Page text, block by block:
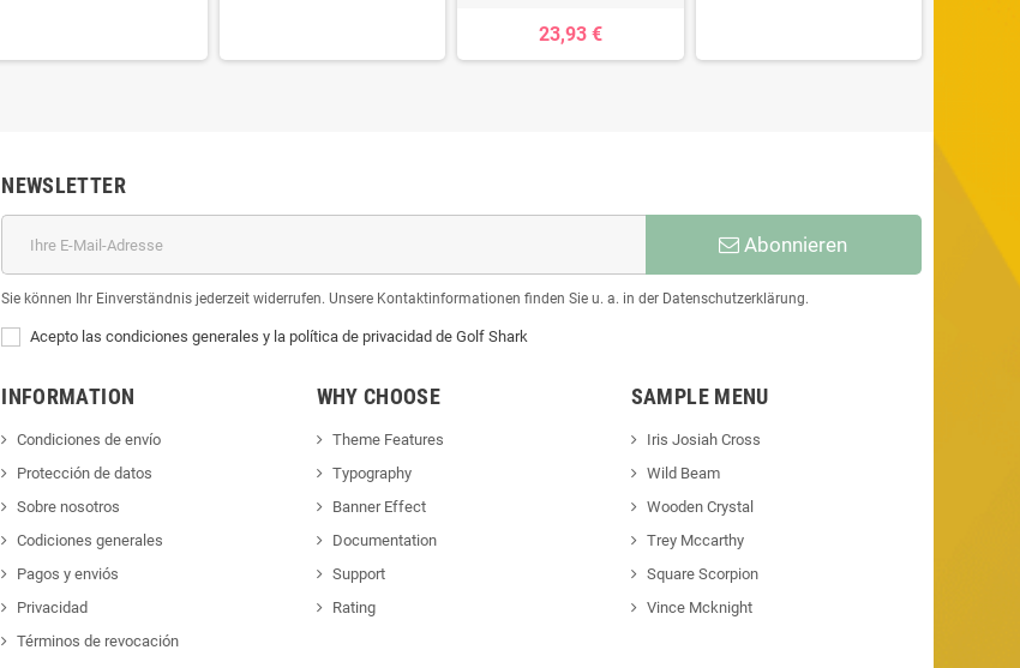
23,93 €
NEWSLETTER
Abonnieren
Sie können Ihr Einverständnis jederzeit widerrufen. Unsere Kontaktinformationen finden Sie u. a. in der Datenschutzerklärung.
Acepto las condiciones generales y la política de privacidad de Golf Shark
INFORMATION
Condiciones de envío
Protección de datos
Sobre nosotros
Codiciones generales
Pagos y enviós
Privacidad
Términos de revocación
WHY CHOOSE
Theme Features
Typography
Banner Effect
Documentation
Support
Rating
SAMPLE MENU
Iris Josiah Cross
Wild Beam
Wooden Crystal
Trey Mccarthy
Square Scorpion
Vince Mcknight